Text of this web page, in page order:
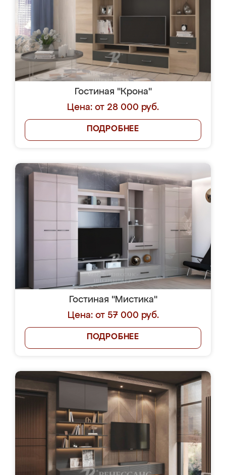
Гостиная "Крона"
Цена: от 28 000 руб.
ПОДРОБНЕЕ
Гостиная "Мистика"
Цена: от 57 000 руб.
ПОДРОБНЕЕ